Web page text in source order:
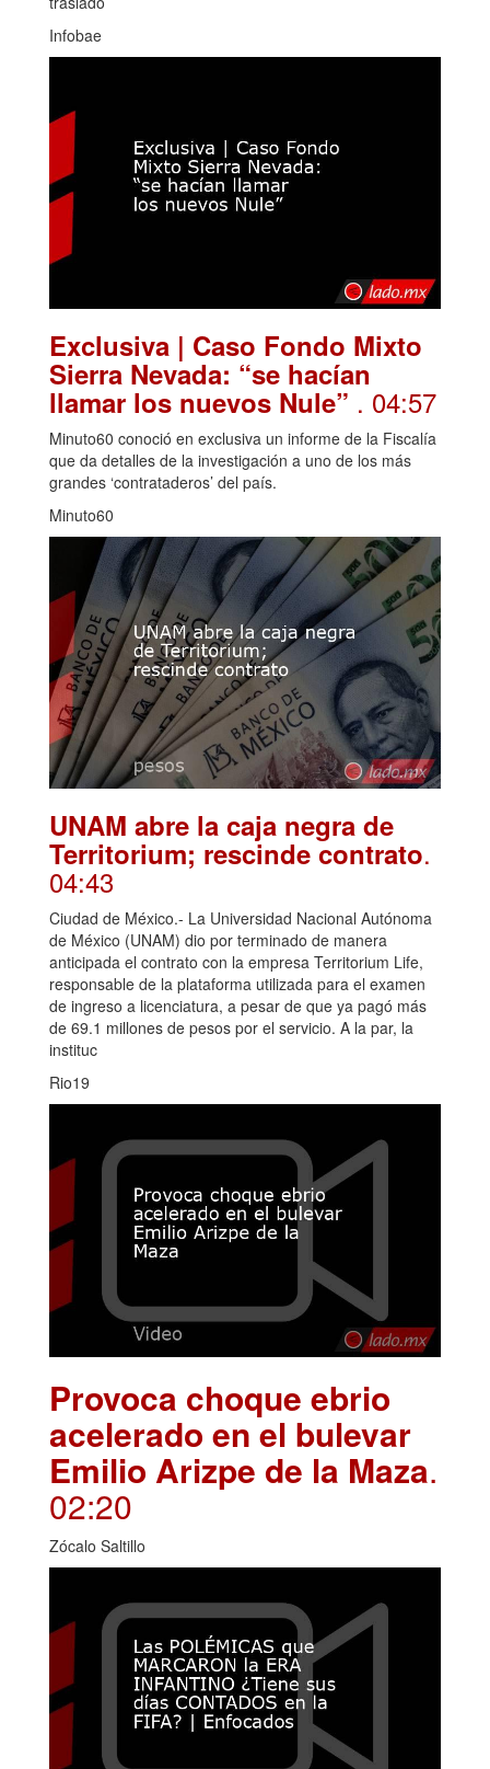
Infobae
Exclusiva | Caso Fondo Mixto
Sierra Nevada: “se hacían
llamar los nuevos Nule” . 04:57
Minuto60 conoció en exclusiva un informe de la Fiscalía
que da detalles de la investigación a uno de los más
grandes ‘contrataderos’ del país.
Minuto60
UNAM abre la caja negra de
Territorium; rescinde contrato.
04:43
Ciudad de México.- La Universidad Nacional Autónoma
de México (UNAM) dio por terminado de manera
anticipada el contrato con la empresa Territorium Life,
responsable de la plataforma utilizada para el examen
de ingreso a licenciatura, a pesar de que ya pagó más
de 69.1 millones de pesos por el servicio. A la par, la
instituc
Rio19
Provoca choque ebrio
acelerado en el bulevar
Emilio Arizpe de la Maza.
02:20
Zócalo Saltillo